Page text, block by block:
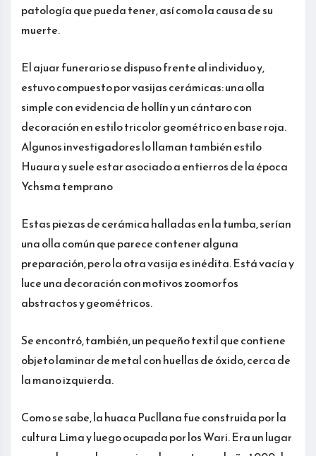
patología que pueda tener, así como la causa de su
muerte.
El ajuar funerario se dispuso frente al individuo y,
estuvo compuesto por vasijas cerámicas: una olla
simple con evidencia de hollín y un cántaro con
decoración en estilo tricolor geométrico en base roja.
Algunos investigadores lo llaman también estilo
Huaura y suele estar asociado a entierros de la época
Ychsma temprano
Estas piezas de cerámica halladas en la tumba, serían
una olla común que parece contener alguna
preparación, pero la otra vasija es inédita. Está vacía y
luce una decoración con motivos zoomorfos
abstractos y geométricos.
Se encontró, también, un pequeño textil que contiene
objeto laminar de metal con huellas de óxido, cerca de
la mano izquierda.
Como se sabe, la huaca Pucllana fue construida por la
cultura Lima y luego ocupada por los Wari. Era un lugar